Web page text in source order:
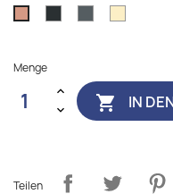
terrabraun
Menge
 IN
Teilen